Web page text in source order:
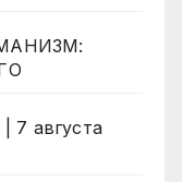
7 августа